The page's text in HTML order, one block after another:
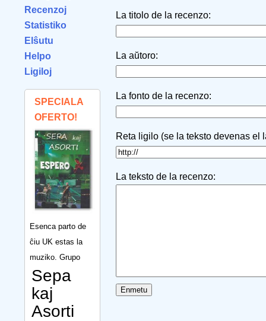
Recenzoj
Statistiko
Elŝutu
Helpo
Ligiloj
SPECIALA
OFERTO!
Esenca parto de
ĉiu UK estas la
muziko. Grupo
Sepa
kaj
Asorti
La titolo de la recenzo:
La aŭtoro:
La fonto de la recenzo:
Reta ligilo (se la teksto devenas el
La teksto de la recenzo: